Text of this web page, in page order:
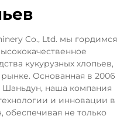
Co., Ltd. мы гордимся
кукурузных хлопьев,
Основанная в 2006
наша компания
и инновации в
не только